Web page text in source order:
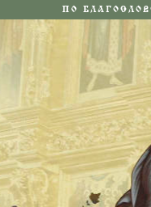
ПО